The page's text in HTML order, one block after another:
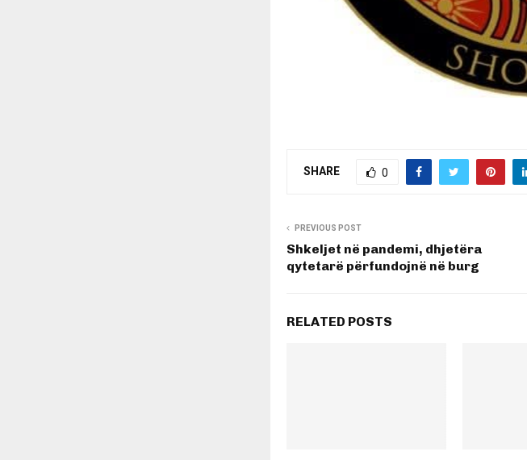
SHARE 0
PREVIOUS POST
Shkeljet në pandemi, dhjetëra
qytetarë përfundojnë në burg
RELATED POSTS